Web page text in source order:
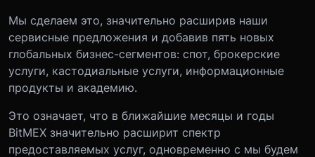
Мы сделаем это, значительно расширив наши
сервисные предложения и добавив пять новых
глобальных бизнес-сегментов: спот, брокерские
услуги, кастодиальные услуги, информационные
продукты и академию.
Это означает, что в ближайшие месяцы и годы
BitMEX значительно расширит спектр
предоставляемых услуг, одновременно с мы будем